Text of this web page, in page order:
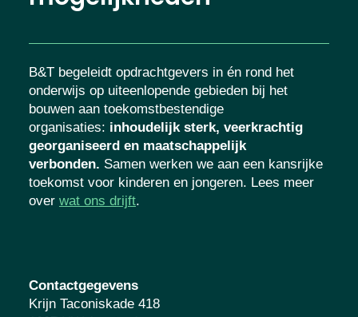
B&T begeleidt opdrachtgevers in én rond het
onderwijs op uiteenlopende gebieden bij het
bouwen aan toekomstbestendige
organisaties: inhoudelijk sterk, veerkrachtig
georganiseerd en maatschappelijk
verbonden. Samen werken we aan een kansrijke
toekomst voor kinderen en jongeren. Lees meer
over wat ons drijft.
Contactgegevens
Krijn Taconiskade 418